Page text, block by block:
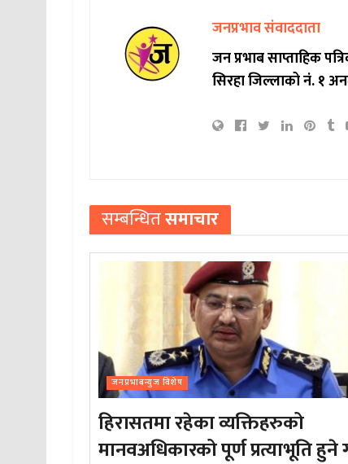
जनप्रभाव संवाददाता
जन प्रभाब साप्ताहिक
सिरहा जिल्लाको नं. १
सम्बन्धितसमाचार
जनप्रभाबन्युज विशेष
हिरासतमा रहेका व्यक्तिहरुको
मानवअधिकारको पूर्ण प्रत्याभूति हुने